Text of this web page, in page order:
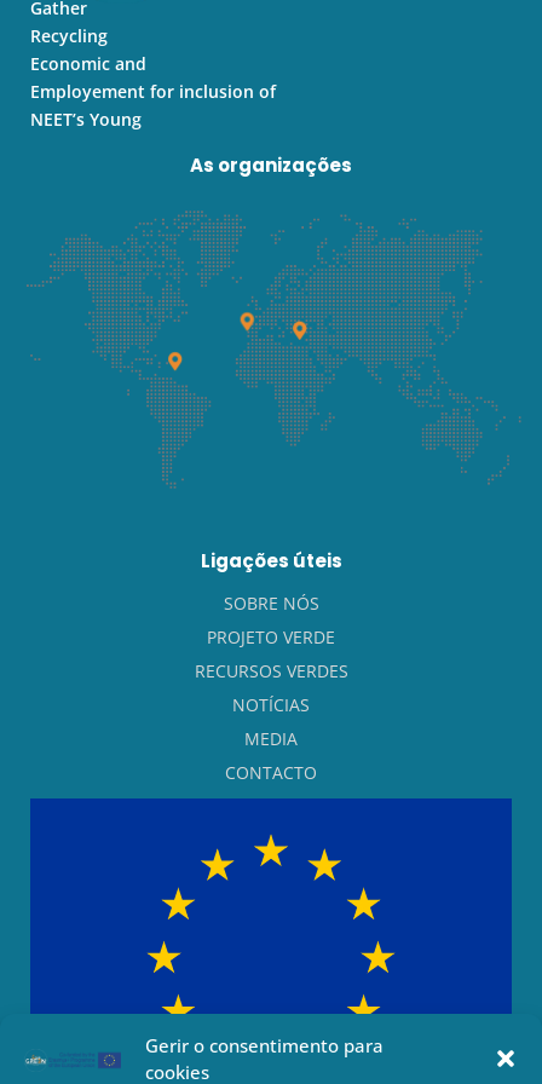
Gerir o consentimento para
cookies
Gather
Recycling
Economic and
Employement for inclusion of
NEET’s Young
As organizações
Ligações úteis
SOBRE NÓS
PROJETO VERDE
RECURSOS VERDES
NOTÍCIAS
MEDIA
CONTACTO